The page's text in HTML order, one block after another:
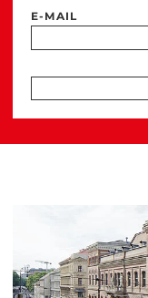
E-MAIL